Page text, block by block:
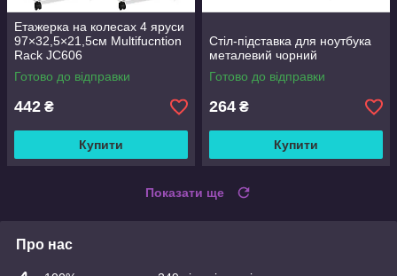
Етажерка на колесах 4 яруси
97×32,5×21,5см Multifucntion
Rack JC606
Готово до відправки
442 ₴
Купити
Стіл-підставка для ноутбука
металевий чорний
Готово до відправки
264 ₴
Купити
Показати ще
Про нас